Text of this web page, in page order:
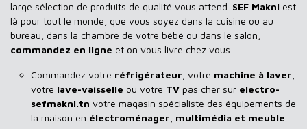
large sélection de produits de qualité vous attend. SEF Makni est
là pour tout le monde, que vous soyez dans la cuisine ou au
bureau, dans la chambre de votre bébé ou dans le salon,
commandez en ligne et on vous livre chez vous.
Commandez votre réfrigérateur , votre machine à laver
votre lave-vaisselle ou votre TV pas cher sur electro-
sefmakni.tn votre magasin spécialiste des équipements de
la maison en électroménager multimédia et meuble